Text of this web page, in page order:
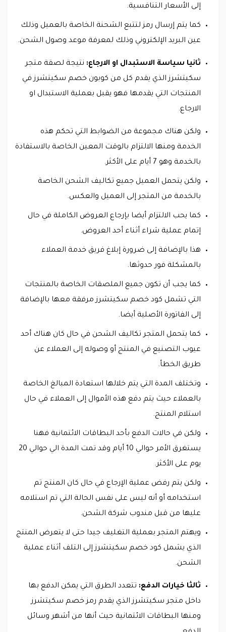
إلى الأسعار التنافسية.
كما يتم إرسال رمز لتتبع الشحنة الخاصة بالعميل وذلك
عين البريد الإلكتروني وذلك لمعرفة موعد وصول الشحن.
ثانيا سياسة الاستبدال او الارجاع: نتيجة لصقة متجر
سكيتشرز الذي يقدم كل من كوبون خصم سكيتشرز في
المنتجات التي يقدمها فهو يقبل بعملية الاستبدال او
الارجاع.
ولكن هناك مجموعة من الضوابط التي تحكم هذه
الخدمة ومنها الالتزام بالوقت المعين الخاصة بالاستفادة
بالخدمة وهو 7 أيام على الأكثر.
ولكن يتحمل العميل جميع تكاليف الشحن الخاصة
بالخدمة من المتجر إلى العميل والعكس.
كما يحب الالتزام أيضا بإرجاع العروض الكاملة في حال
إتمام عملية شراء أثناء أحد العروض.
هذا بالإضافة إلى ضرورة إبلاغ فريق خدمة العملاء
بالمشكلة فور حدوثها.
كما يجب أن تكون جميع الملصقات الخاصة بالمنتجات
التي تشمل كود خصم سكيتشرز مرفقة معها بالإضافة
إلى الفاتورة الأصلية أيضا.
كما يتحمل المتجر تكاليف الشحن في حال كان هناك أحد
عيوب التصنيع في المنتج أو وصوله إلى العملاء عن
طريق الخطأ.
وتختلف المدة التي يتم خلالها استعادة المبالغ الخاصة
بالعملاء حيث يتم دفع هذه الأموال إلى العملاء في حال
استلام المنتج.
ولكن في حالات الدفع بأحد البطاقات الائتمانية فهنا
يستغرق الأمر حوالي 10 أيام وقد تمت المدة الي حوالي 20
يوم على الأكثر.
ولكن يتم رفض عملية الإرجاع في حال كان المنتج تم
استخدامه أو أنه ليس على نفس الحالة التي تم استلامه
عليها من قبل مندوب شركة الشحن.
ويهتم المتجر بعملية التغليف جيدا حتى لا يتعرض المنتج
الذي يشمل كود خصم سكيتشرز إلى التلف أثناء عملية
الشحن.
ثالثا خيارات الدفع: تتعدد الطرق التي يمكن الدفع بها
داخل متجر سكيتشرز الذي يقدم رمز خصم سكيتشرز
ومنها البطاقات الائتمانية حيث أنها من أشهر وسائل